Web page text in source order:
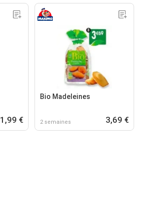
1,99 €
Bio Madeleines
2 semaines 3,69 €